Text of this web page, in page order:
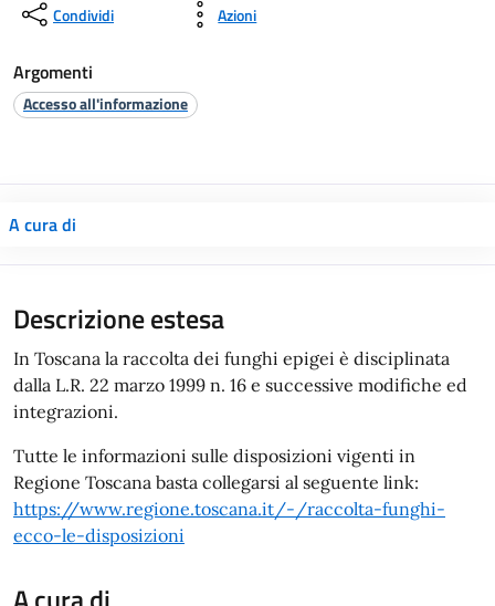
Condividi Azioni
Argomenti
Accesso all'informazione
A cura di
Descrizione estesa
In Toscana la raccolta dei funghi epigei è disciplinata
dalla L.R. 22 marzo 1999 n. 16 e successive modifiche ed
integrazioni.
Tutte le informazioni sulle disposizioni vigenti in
Regione Toscana basta collegarsi al seguente link:
https://www.regione.toscana.it/-/raccolta-funghi-
ecco-le-disposizioni